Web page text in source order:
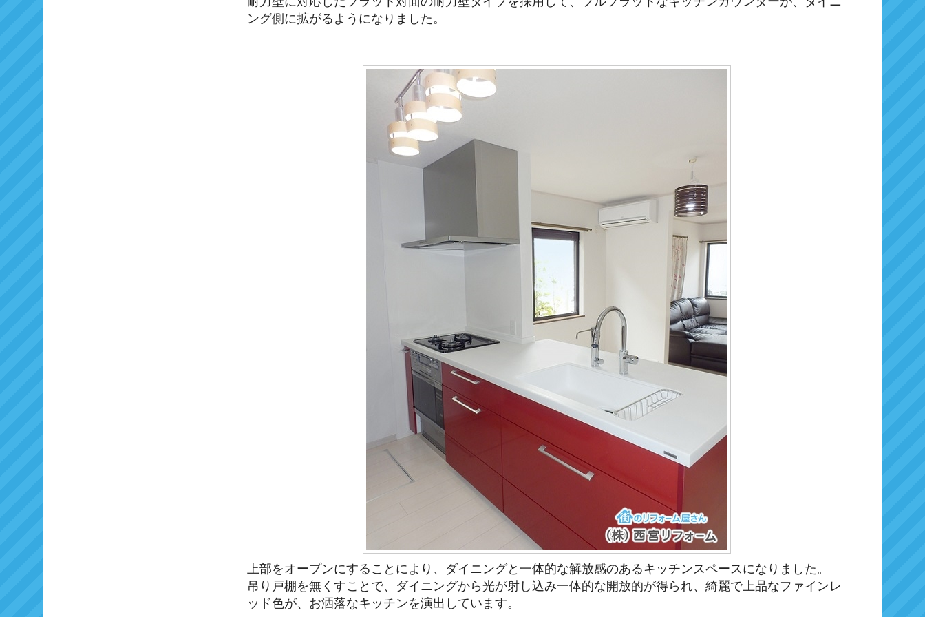
ング側に拡がるようになりました。
上部をオープンにすることにより、ダイニングと一体的な解放感のあるキッチンスペースになりました。
吊り戸棚を無くすことで、ダイニングから光が射し込み一体的な開放的が得られ、綺麗で上品なファインレ
ッド色が、お洒落なキッチンを演出しています。